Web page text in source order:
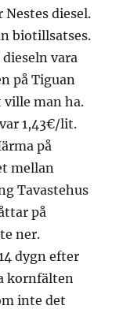
Nestes diesel.
biotillsatses.
vara
på Tiguan
ville man ha.
1,43€/lit.
på
mellan
Tavastehus
på
ner.
dygn efter
kornfälten
inte det